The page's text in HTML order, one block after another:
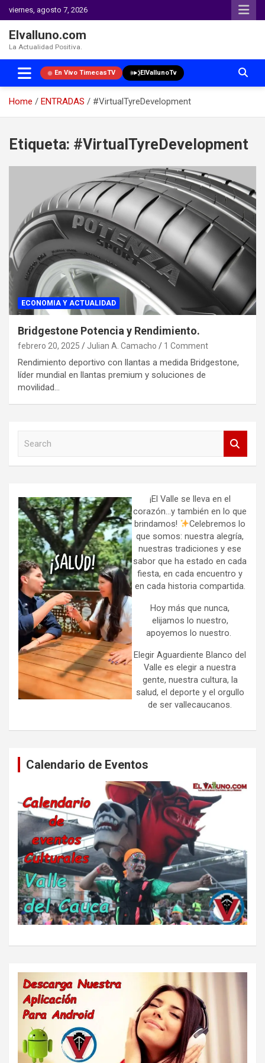
viernes, agosto 7, 2026
Elvalluno.com
La Actualidad Positiva.
En Vivo TimecasTV ElVallunoTv
Home ENTRADAS
#VirtualTyreDevelopment
content
Etiqueta: #VirtualTyreDevelopment
ECONOMIA Y ACTUALIDAD
Bridgestone Potencia y Rendimiento.
febrero 20, 2025 Julian A. Camacho 1 Comment
Rendimiento deportivo con llantas a medida Bridgestone,
líder mundial en llantas premium y soluciones de
movilidad…
h
¡El Valle se lleva en el
corazón…y también en lo que
brindamos!
Celebremos lo
que somos: nuestra alegría,
nuestras tradiciones y ese
sabor que ha estado en cada
fiesta, en cada encuentro y
en cada historia compartida.
Hoy más que nunca,
elijamos lo nuestro,
apoyemos lo nuestro.
Elegir Aguardiente Blanco del
Valle es elegir a nuestra
gente, nuestra cultura, la
salud, el deporte y el orgullo
de ser vallecaucanos.
Calendario de Eventos